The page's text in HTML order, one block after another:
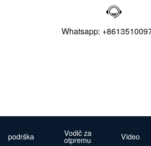

Whatsapp:
podrška Vodič za
otpremu Video